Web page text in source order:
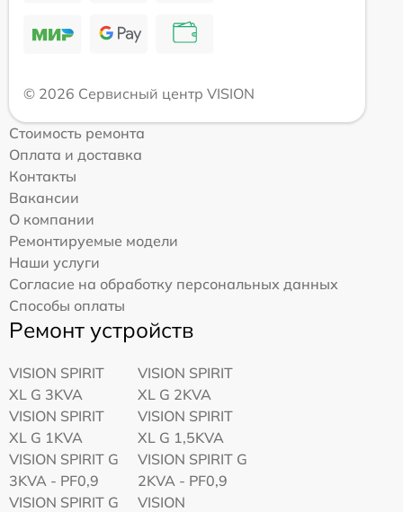
© 2026 Сервисный центр VISION
Стоимость ремонта
Оплата и доставка
Контакты
Вакансии
О компании
Ремонтируемые модели
Наши услуги
Согласие на обработку персональных данных
Способы оплаты
Ремонт устройств
VISION SPIRIT
XL G 3KVA
VISION SPIRIT
XL G 2KVA
VISION SPIRIT
XL G 1KVA
VISION SPIRIT
XL G 1,5KVA
VISION SPIRIT G
3KVA - PF0,9
VISION SPIRIT G
2KVA - PF0,9
VISION SPIRIT G
VISION